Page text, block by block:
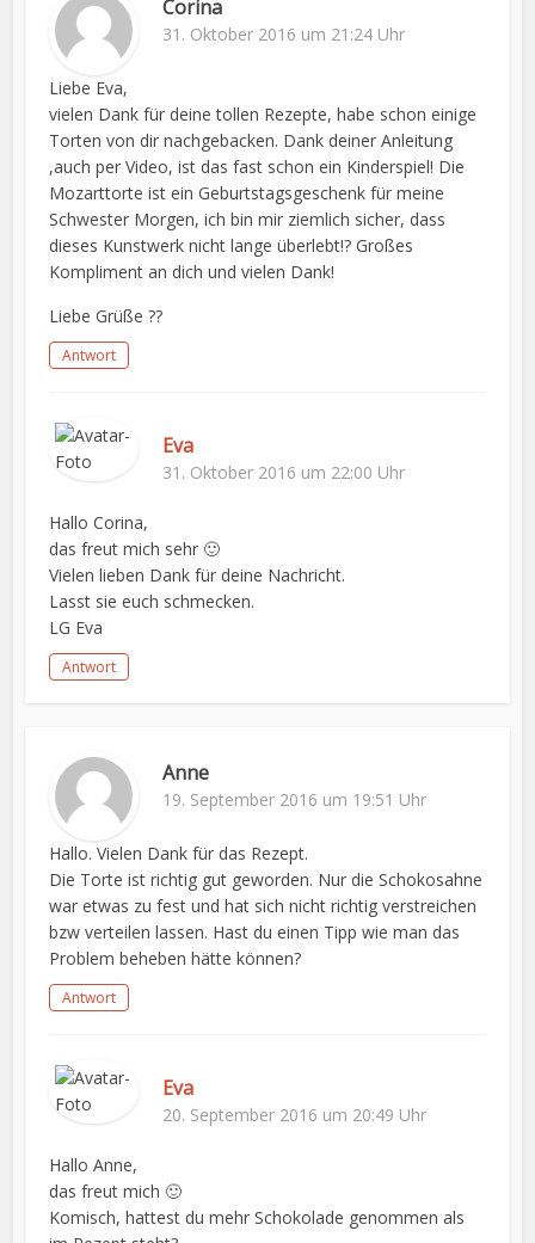
Corina
31. Oktober 2016 um 21:24 Uhr
Liebe Eva,
vielen Dank für deine tollen Rezepte, habe schon einige
Torten von dir nachgebacken. Dank deiner Anleitung
,auch per Video, ist das fast schon ein Kinderspiel! Die
Mozarttorte ist ein Geburtstagsgeschenk für meine
Schwester Morgen, ich bin mir ziemlich sicher, dass
dieses Kunstwerk nicht lange überlebt!? Großes
Kompliment an dich und vielen Dank!
Liebe Grüße ??
Antwort
Eva
31. Oktober 2016 um 22:00 Uhr
Hallo Corina,
das freut mich sehr 🙂
Vielen lieben Dank für deine Nachricht.
Lasst sie euch schmecken.
LG Eva
Antwort
Anne
19. September 2016 um 19:51 Uhr
Hallo. Vielen Dank für das Rezept.
Die Torte ist richtig gut geworden. Nur die Schokosahne
war etwas zu fest und hat sich nicht richtig verstreichen
bzw verteilen lassen. Hast du einen Tipp wie man das
Problem beheben hätte können?
Antwort
Eva
20. September 2016 um 20:49 Uhr
Hallo Anne,
das freut mich 🙂
Komisch, hattest du mehr Schokolade genommen als